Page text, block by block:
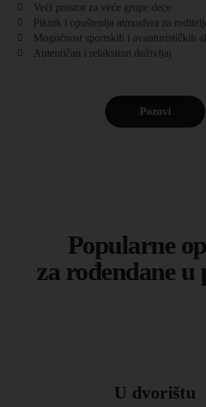
Veći prostor za veće grupe dece
Piknik i opuštenija atmosfera za
Mogućnost sportskih i avanturističkih
Autentičan i relaksiran doživljaj
Pozovi
Popularne
za rođendane
U dvorištu